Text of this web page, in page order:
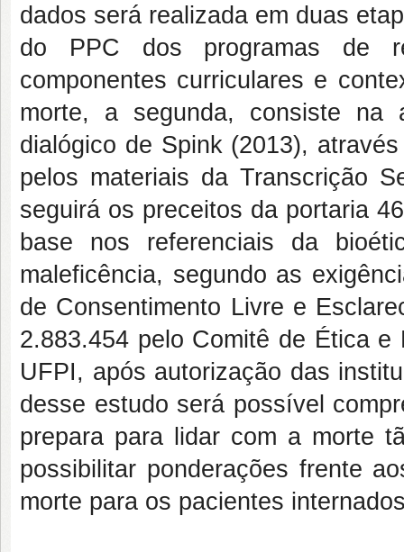
dados será realizada em duas
do PPC dos programas de
componentes curriculares e
morte, a segunda, consiste na
dialógico de Spink (2013),
pelos materiais da Transcrição
seguirá os preceitos da portaria
base nos referenciais da
maleficência, segundo as
de Consentimento Livre e
2.883.454 pelo Comitê de Ética
UFPI, após autorização das
desse estudo será possível
prepara para lidar com a morte
possibilitar ponderações frente
morte para os pacientes